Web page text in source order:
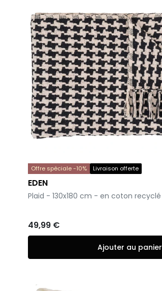
Offre spéciale -10% Livraison offerte
EDEN
-
Plaid - 130x180 cm - en coton recyclé
49,99 €
Ajouter au panier